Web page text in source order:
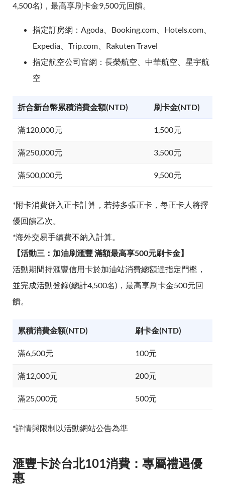
4,500名)，最高享刷卡金9,500元回饋。
指定訂房網：Agoda、Booking.com、Hotels.com、
Expedia、Trip.com、Rakuten Travel
指定航空公司官網：長榮航空、中華航空、星宇航
空
折合新台幣累積消費金額(NTD) 刷卡金(NTD)
滿120,000元 1,500元
滿250,000元 3,500元
滿500,000元 9,500元
*附卡消費併入正卡計算，若持多張正卡，每正卡人將擇
優回饋乙次。
*海外交易手續費不納入計算。
【活動三：加油刷滙豐 滿額最高享500元刷卡金】
活動期間持滙豐信用卡於加油站消費總額達指定門檻，
並完成活動登錄(總計4,500名)，最高享刷卡金500元回
饋。
累積消費金額(NTD) 刷卡金(NTD)
滿6,500元 100元
滿12,000元 200元
滿25,000元 500元
*詳情與限制以活動網站公告為準
滙豐卡於台北101消費：專屬禮遇優
惠